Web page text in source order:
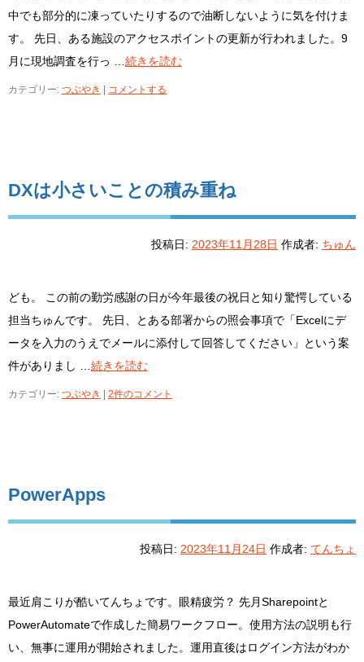
中でも部分的に凍っていたりするので油断しないように気を付けま
す。 先日、ある施設のアクセスポイントの更新が行われました。9
月に現地調査を行っ … 続きを読む
カテゴリー: つぶやき | コメントする
DXは小さいことの積み重ね
投稿日: 2023年11月28日 作成者: ちゅん
ども。 この前の勤労感謝の日が今年最後の祝日と知り驚愕している
担当ちゅんです。 先日、とある部署からの照会事項で「Excelにデ
ータを入力のうえでメールに添付して回答してください」という案
件がありまし … 続きを読む
カテゴリー: つぶやき | 2件のコメント
PowerApps
投稿日: 2023年11月24日 作成者: てんちょ
最近肩こりが酷いてんちょです。眼精疲労？ 先月Sharepointと
PowerAutomateで作成した簡易ワークフロー。使用方法の説明も行
い、無事に運用が開始されました。運用直後はログイン方法がわか